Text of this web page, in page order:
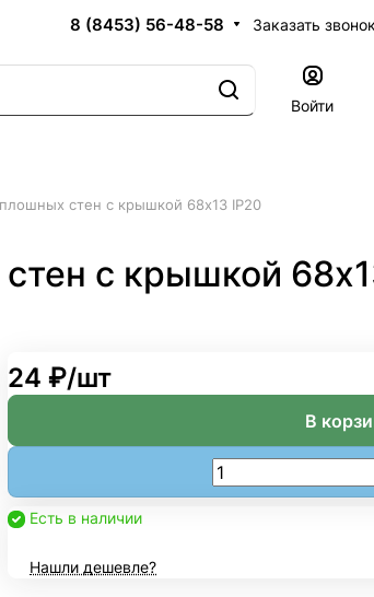
8 (8453) 56-48-58 Заказать звонок
Войти
стен с крышкой 68х13 IP20
с крышкой
24 ₽/шт
В
Есть в наличии
Нашли дешевле?